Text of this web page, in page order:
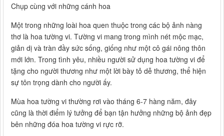
Chụp cùng với những cánh hoa
Một trong những loài hoa quen thuộc trong các bộ ảnh nàng
thơ là hoa tường vi. Tường vi mang trong mình nét mộc mạc,
giản dị và tràn đầy sức sống, giống như một cô gái nông thôn
mới lớn. Trong tình yêu, nhiều người sử dụng hoa tường vi để
tặng cho người thương như một lời bày tỏ dễ thương, thể hiện
sự tôn trọng dành cho người ấy.
Mùa hoa tường vi thường rơi vào tháng 6-7 hàng năm, đây
cũng là thời điểm lý tưởng để bạn tận hưởng những bộ ảnh đẹp
bên những đóa hoa tường vi rực rỡ.